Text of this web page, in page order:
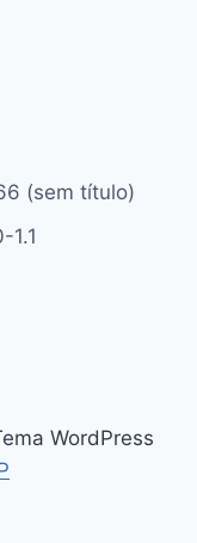
(sem título)
1.1
WordPress